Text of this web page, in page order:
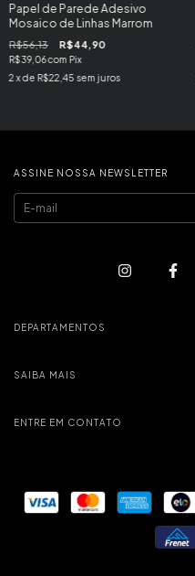
Papel de Parede Adesivo
Mosaico de Linhas Marrom
R$56,13 R$44,90
R$39,06com Pix
2 x de R$22,45 sem juros
ASSINE NOSSA NEWSLETTER
DEPARTAMENTOS
SAIBA MAIS
ENTRE EM CONTATO